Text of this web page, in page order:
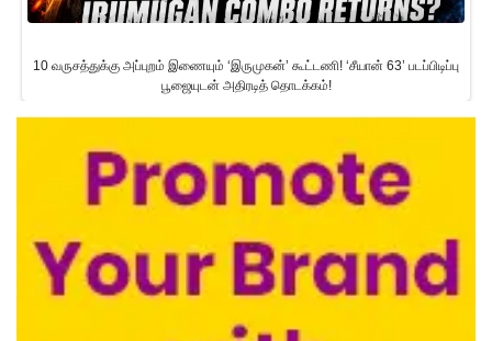
10 வருசத்துக்கு அப்புறம் இணையும் ‘இருமுகன்’ கூட்டணி! ‘சீயான் 63’ படப்பிடிப்பு
பூஜையுடன் அதிரடித் தொடக்கம்!